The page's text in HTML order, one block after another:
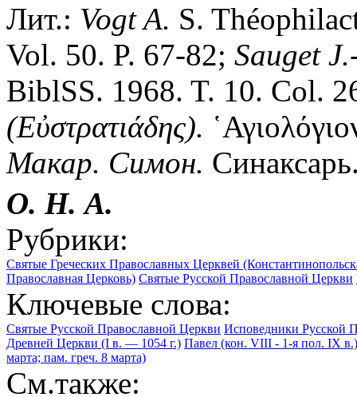
Лит.: Vogt A. S.
Vol. 50. P. 67-82; Sauget
BiblSS. 1968. T. 10. Col.
(Εὐστρατιάδης).
Макар. Симон.
О. Н. А.
Рубрики:
Святые Греческих Православных Церквей
Православная Церковь) Святые Русской Православной Церкви
Ключевые слова:
Святые Русской Православной Церкви Исповедники Русской
Древней Церкви (I в. — 1054 г.) Павел (кон. VIII - 1-я пол. IX
марта; пам. греч. 8 марта)
См.также: